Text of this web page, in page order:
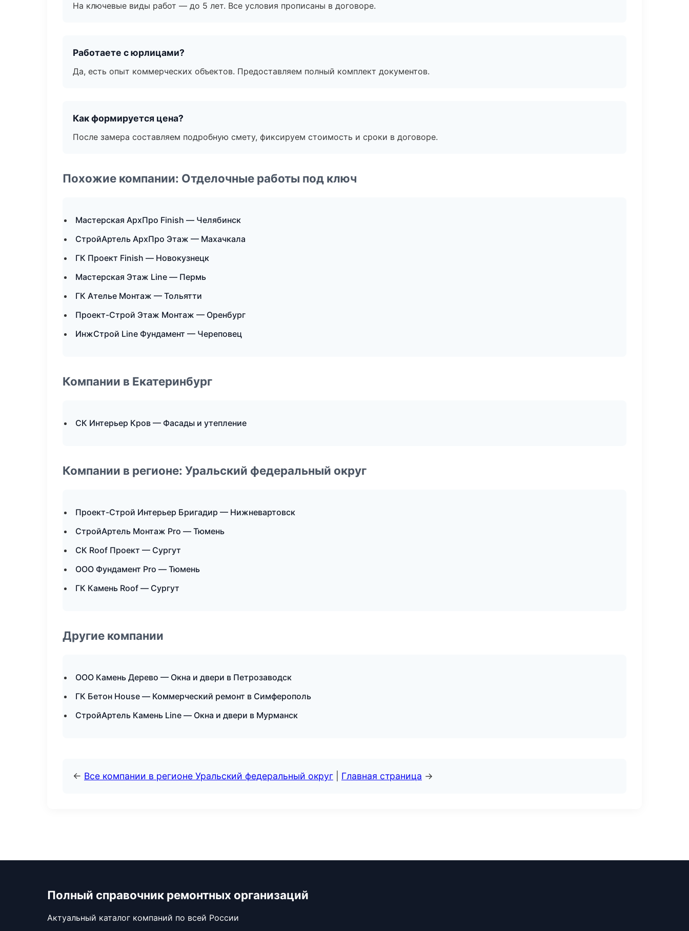
На ключевые виды работ — до 5 лет. Все условия прописаны в договоре.
Работаете с юрлицами?
Да, есть опыт коммерческих объектов. Предоставляем полный комплект документов.
Как формируется цена?
После замера составляем подробную смету, фиксируем стоимость и сроки в договоре.
Похожие компании: Отделочные работы под ключ
Мастерская АрхПро Finish — Челябинск
СтройАртель АрхПро Этаж — Махачкала
ГК Проект Finish — Новокузнецк
Мастерская Этаж Line — Пермь
ГК Ателье Монтаж — Тольятти
Проект-Строй Этаж Монтаж — Оренбург
ИнжСтрой Line Фундамент — Череповец
Компании в Екатеринбург
СК Интерьер Кров — Фасады и утепление
Компании в регионе: Уральский федеральный округ
Проект-Строй Интерьер Бригадир — Нижневартовск
СтройАртель Монтаж Pro — Тюмень
СК Roof Проект — Сургут
ООО Фундамент Pro — Тюмень
ГК Камень Roof — Сургут
Другие компании
ООО Камень Дерево — Окна и двери в Петрозаводск
ГК Бетон House — Коммерческий ремонт в Симферополь
СтройАртель Камень Line — Окна и двери в Мурманск
← Все компании в регионе Уральский федеральный округ Главная страница →
Полный справочник ремонтных организаций
Актуальный каталог компаний по всей России